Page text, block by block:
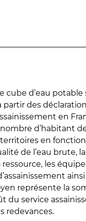
d’eau potable
partir des
en
d’habitant
territoires en
de l’eau brute, la
les
représente la
du service
redevances.